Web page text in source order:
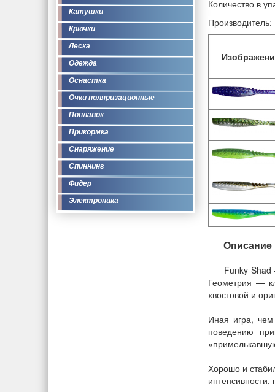
Катушки
Крючки
Леска
Одежда
Оснастка
Очки поляризационные
Поплавок
Прикормка
Снаряжение
Спиннинг
Фидер
Электроника
Количество в
Производитель:
Описание
Funky
Геометрия —
хвостовой и
Иная игра,
поведению
Хорошо и